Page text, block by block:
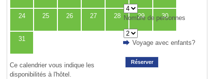
24 25 26 27 28 29 30
31
Ce calendrier vous indique les
disponibilités à l'hôtel.
Nombre de personnes
Voyage avec enfants?
Réserver